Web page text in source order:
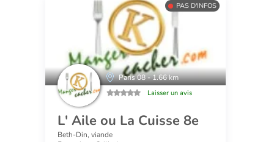
PAS D'INFOS
Paris 08 - 1.66 km
Laisser un avis
L' Aile ou La Cuisse 8e
Beth-Din, viande